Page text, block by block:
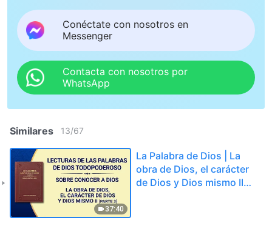
Conéctate con nosotros en
Messenger
Contacta con nosotros por
WhatsApp
Similares 13/67
37:40
La Palabra de Dios | La
obra de Dios, el carácter
de Dios y Dios mismo II